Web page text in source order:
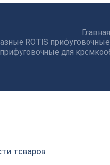
Главная
ROTIS
для
товаров